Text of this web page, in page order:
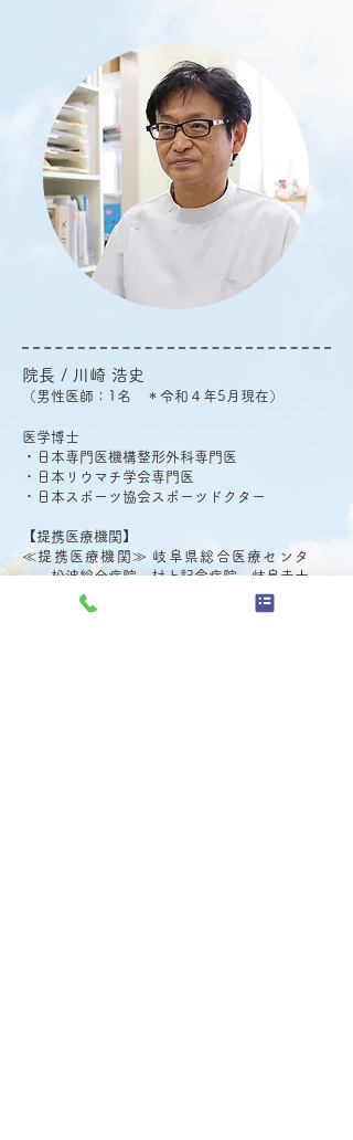
院長 / 川崎 浩史
（男性医師：1名 ＊令和４年5月現在）
医学博士
・日本専門医機構整形外科専門医
・日本リウマチ学会専門医
・日本スポーツ協会スポーツドクター
​【提携医療機関】
≪提携医療機関≫ 岐阜県総合医療センタ
ー、松波総合病院、村上記念病院、岐阜赤十
字病院、やまうちホスピタル、岐阜市民病
院、岐北厚生病院、澤田病院、近石病院、長